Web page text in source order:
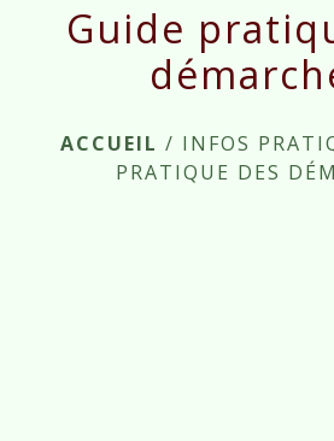
Guide
ACCUEIL / INFOS
PRATIQUE DES